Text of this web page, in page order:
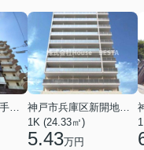
1K (24.33㎡)
5.43万円